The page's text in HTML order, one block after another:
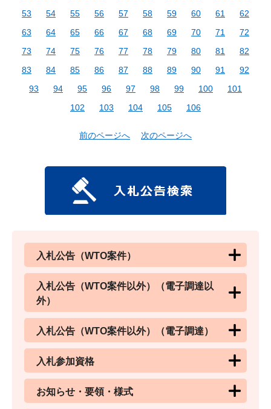
53
54 55 56 57 58 59 60 61
62
63
64 65 66 67 68 69 70 71
72
73
74 75 76 77 78 79 80 81
82
83
84 85 86 87 88 89 90 91
92
93
94 95 96 97 98 99 100
101
102
103 104 105 106
前のページへ 次のページへ
入札公告（WTO案件）
入札公告（WTO案件以外）（電子調達以
外）
入札公告（WTO案件以外）（電子調達）
入札参加資格
お知らせ・要領・様式